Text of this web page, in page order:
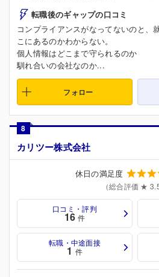
転職後のギャップの口コミ
コンプライアンスがなってないのと、
こにあるのかわからない。
個人情報はどこまで守られるのか
馴れ合いの会社なのか...
フォロー
8
カリツー株式会社
休日の満足度
（総合評価 ★ 3.5
口コミ・評判
16 件
転職・中途面接
1 件